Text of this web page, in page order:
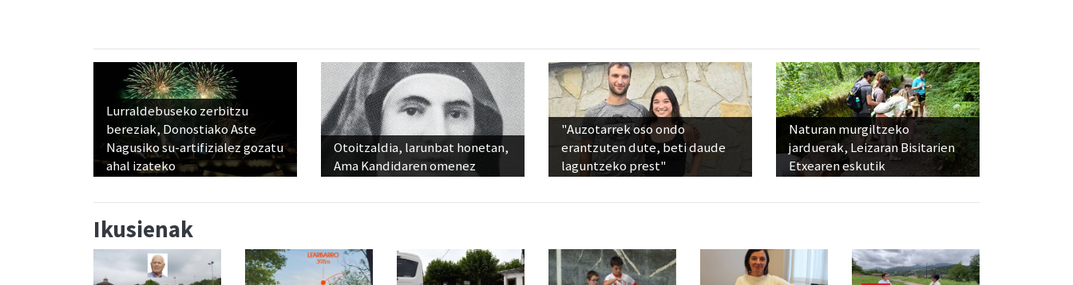
Lurraldebuseko zerbitzu
bereziak, Donostiako Aste
Nagusiko su-artifizialez gozatu
ahal izateko
Otoitzaldia, larunbat honetan,
Ama Kandidaren omenez
"Auzotarrek oso ondo
erantzuten dute, beti daude
laguntzeko prest"
Naturan murgiltzeko
jarduerak, Leizaran Bisitarien
Etxearen eskutik
Ikusienak